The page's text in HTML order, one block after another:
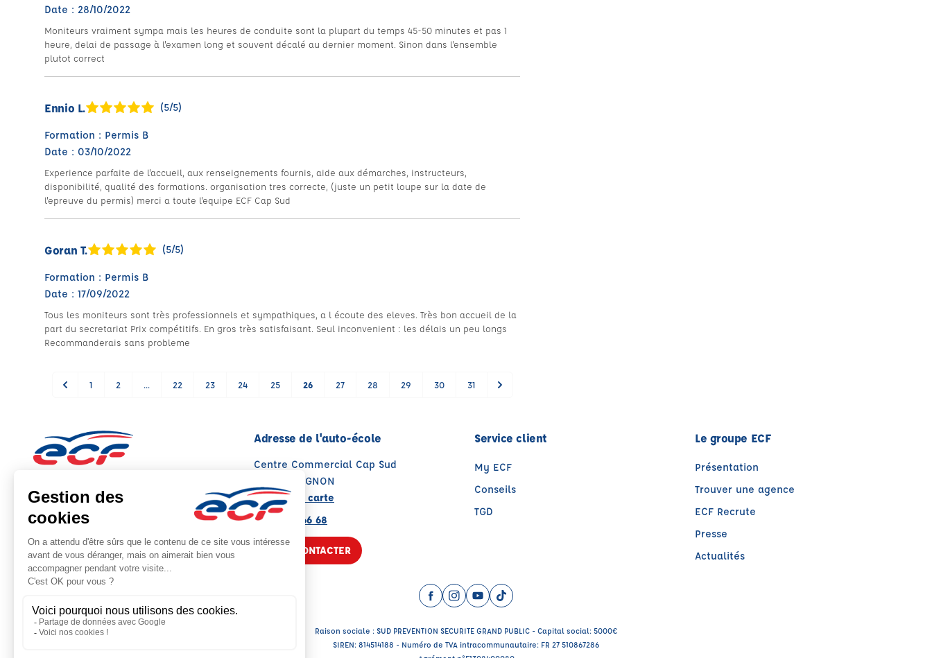
Date : 28/10/2022
Moniteurs vraiment sympa mais les heures de conduite sont la plupart du temps 45-50 minutes et pas 1
heure, delai de passage à l'examen long et souvent décalé au dernier moment. Sinon dans l'ensemble
plutot correct
Ennio L. (5/5)
Formation : Permis B
Date : 03/10/2022
Experience parfaite de l'accueil, aux renseignements fournis, aide aux démarches, instructeurs,
disponibilité, qualité des formations. organisation tres correcte, (juste un petit loupe sur la date de
l'epreuve du permis) merci a toute l'equipe ECF Cap Sud
Goran T. (5/5)
Formation : Permis B
Date : 17/09/2022
Tous les moniteurs sont très professionnels et sympathiques, a l écoute des eleves. Très bon accueil de la
part du secretariat Prix compétitifs. En gros très satisfaisant. Seul inconvenient : les délais un peu longs
Recommanderais sans probleme
1 2 ... 22 23 24 25 26 27 28 29 30 31
Note : 4.8/5
Moyenne calculée sur 154 avis
Adresse de l'auto-école
Centre Commercial Cap Sud
84000 AVIGNON
Voir sur la carte
04 90 87 66 68
NOUS CONTACTER
Service client
My ECF
Conseils
TGD
Le groupe ECF
Présentation
Trouver une agence
ECF Recrute
Presse
Actualités
Facebook (nouvelle fenêtre)
Instagram (nouvelle fenêtre)
YouTube (nouvelle fenêtre)
TikTok (nouvelle fenêtre)
Raison sociale : SUD PREVENTION SECURITE GRAND PUBLIC - Capital social: 5000€
SIREN: 814514188 - Numéro de TVA intracommunautaire: FR 27 510867286